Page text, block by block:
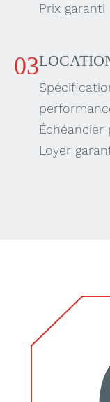
Prix garanti
03
Échéancier
Loyer